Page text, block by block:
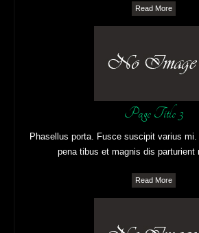
Read More
Page Title 3
Phasellus porta. Fusce suscipit varius
pena tibus et magnis dis parturient
Read More